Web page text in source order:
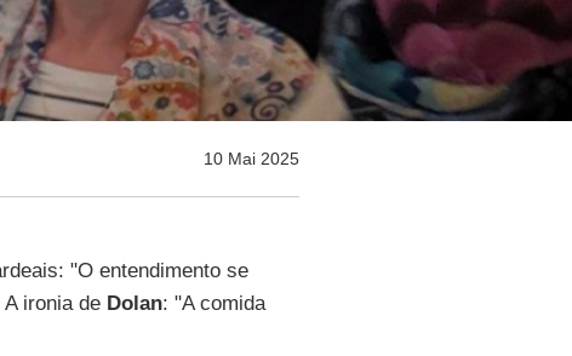
10 Mai 2025
"O entendimento se
ironia de Dolan: "A comida